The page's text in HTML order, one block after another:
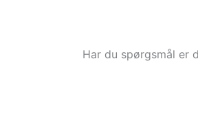
Har du spørgsmål er